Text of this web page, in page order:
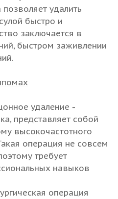
позволяет удалить
быстро и
заключается в
быстром заживлении
удаление -
представляет собой
высокочастотного
операция не совсем
требует
навыков
операция